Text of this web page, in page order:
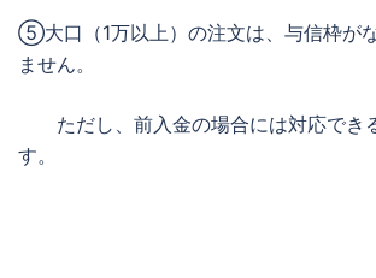
⑤大口（1万以上）の注文は、与信枠が
ません。
ただし、前入金の場合には対応でき
す。